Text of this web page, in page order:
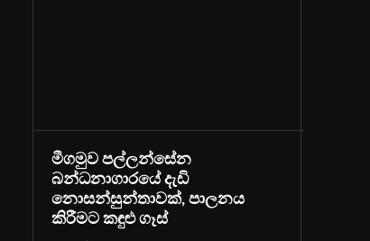
මීගමුව පල්ලන්සේන
බන්ධනාගාරයේ දැඩි
නොසන්සුන්තාවක්, පාලනය
කිරීමට කඳුළු ගෑස්